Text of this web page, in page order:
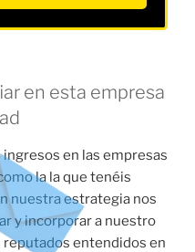
en esta empresa
en las empresas
la la que tenéis
nuestra estrategia nos
y incorporar a nuestro
entendidos en